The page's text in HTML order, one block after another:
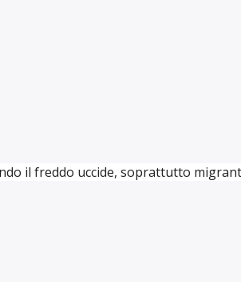
il freddo uccide, soprattutto